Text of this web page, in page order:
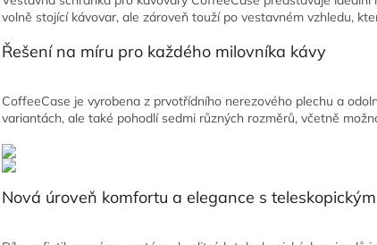
volně stojící kávovar, ale zároveň touží po vestavném vzhledu,
Řešení na míru pro každého milovníka kávy
CoffeeCase je vyrobena z prvotřídního nerezového plechu a
variantách, ale také pohodlí sedmi různých rozměrů, včetně
Nová úroveň komfortu a elegance s